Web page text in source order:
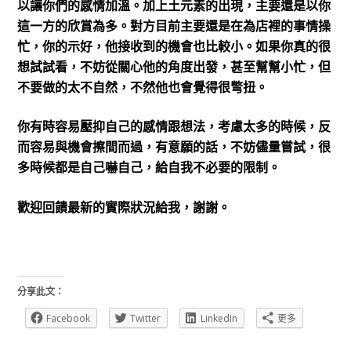
以讓你們的感情加溫。加上土元素的出現，主要還是以你
這一方的欣賞為多。對方目前主要還是在為店裡的事情操
忙，你的示好，他接收到的機會也比較小。如果你真的很
想試試看，不妨從關心他的角度出發，甚至幫幫小忙，但
不要做的太不自然，不然他也會覺得很彆扭。
你有時容易壓抑自己的感情跟想法，考慮太多的時候，反
而容易與機會擦間而過，有意願的話，不妨儘量嘗試，很
多時候都是自己嚇自己，給自我不必要的限制。
歡迎回饋最新的實際狀況給我，謝謝。
分享此文：
Facebook
Twitter LinkedIn 更多